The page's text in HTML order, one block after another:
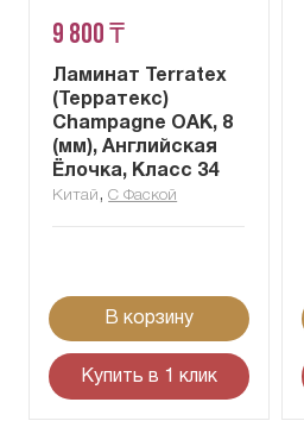
9 800 ₸
Ламинат Terratex
(Терратекс)
Champagne OAK, 8
(мм), Английская
Ёлочка, Класс 34
Китай ,С Фаской
В корзину
Купить в 1 клик